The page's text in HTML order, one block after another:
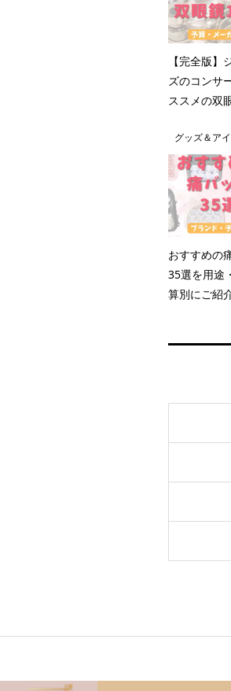
【完全版】
ズのコンサ
ススメの双
グッズ＆ア
おすすめの
35選を用途
算別にご紹